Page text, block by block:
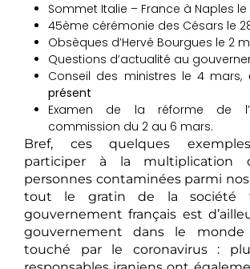
Sommet Italie – France à Naples le
45ème cérémonie des Césars le
Obsèques d’Hervé Bourgues le 2
Questions d’actualité au
Conseil des ministres le 4 mars,
présent
Examen de la réforme de
commission du 2 au 6 mars.
Bref, ces quelques
participer à la multiplication
personnes contaminées parmi
tout le gratin de la société
gouvernement français est
gouvernement dans le
touché par le coronavirus :